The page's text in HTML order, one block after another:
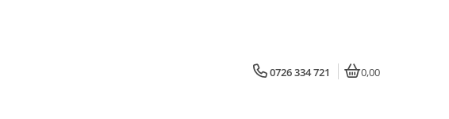
0726 334 721 0,00